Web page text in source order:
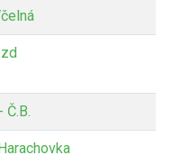
Č.B.